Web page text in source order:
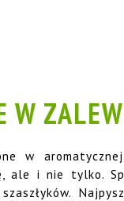
w
ale i nie tylko.